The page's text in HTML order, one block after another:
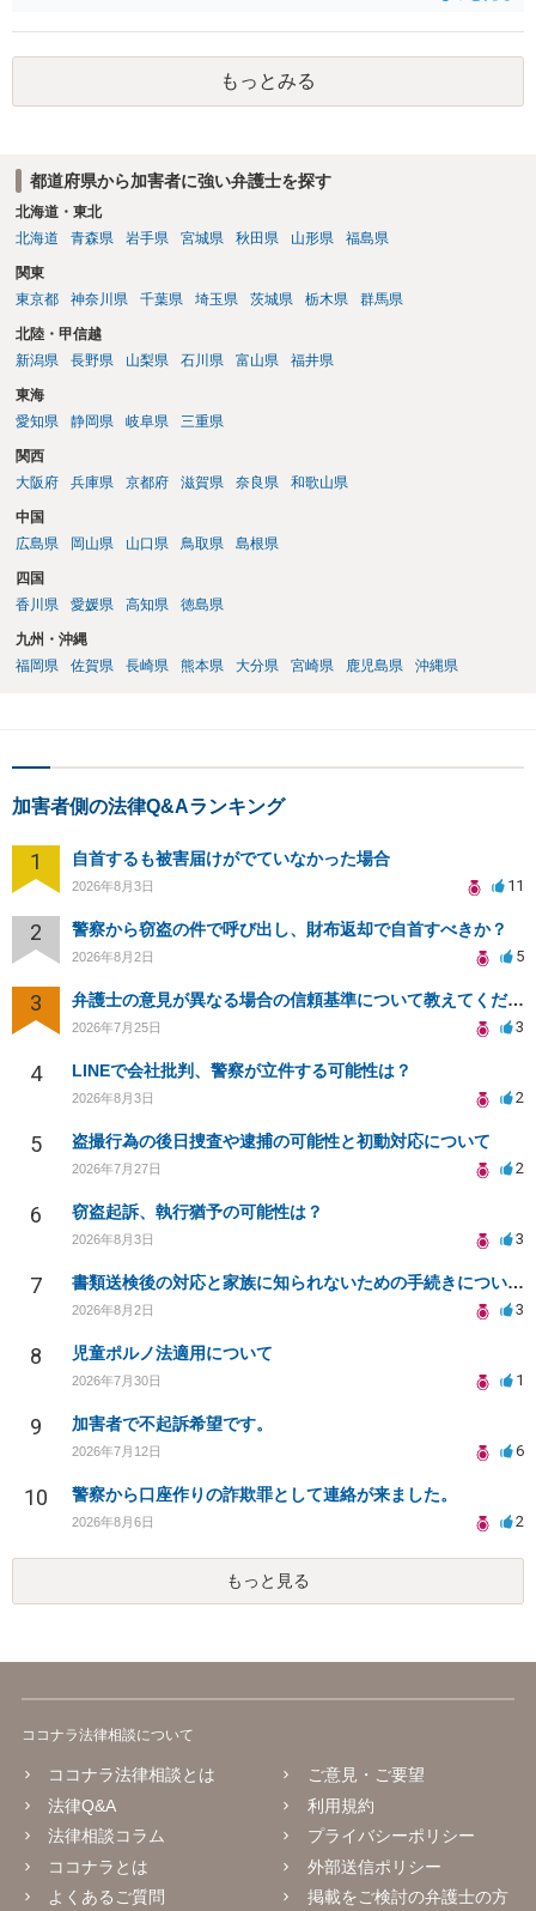
で、警察にバレれば、それなりの捜査を受けるでしょう。
もっとみる
都道府県から加害者に強い弁護士を探す
北海道・東北
北海道
青森県 岩手県 宮城県 秋田県 山形県 福島県
関東
東京都
神奈川県 千葉県 埼玉県 茨城県 栃木県 群馬県
北陸・甲信越
新潟県
長野県 山梨県 石川県 富山県 福井県
東海
愛知県
静岡県 岐阜県 三重県
関西
大阪府
兵庫県 京都府 滋賀県 奈良県 和歌山県
中国
広島県
岡山県 山口県 鳥取県 島根県
四国
香川県
愛媛県 高知県 徳島県
九州・沖縄
福岡県
佐賀県 長崎県 熊本県 大分県 宮崎県 鹿児島県 沖縄県
加害者側の法律Q&Aランキング
1 自首するも被害届けがでていなかった場合
2026年8月3日 11
2 警察から窃盗の件で呼び出し、財布返却で自首すべきか？
2026年8月2日 5
3 弁護士の意見が異なる場合の信頼基準について教えてください
2026年7月25日 3
4 LINEで会社批判、警察が立件する可能性は？
2026年8月3日 2
5 盗撮行為の後日捜査や逮捕の可能性と初動対応について
2026年7月27日 2
6 窃盗起訴、執行猶予の可能性は？
2026年8月3日 3
7 書類送検後の対応と家族に知られないための手続きについて相談
2026年8月2日 3
8 児童ポルノ法適用について
2026年7月30日 1
9 加害者で不起訴希望です。
2026年7月12日 6
10 警察から口座作りの詐欺罪として連絡が来ました。
2026年8月6日 2
もっと見る
ココナラ法律相談について
ココナラ法律相談とは
法律Q&A
法律相談コラム
ココナラとは
よくあるご質問
ご意見・ご要望
利用規約
プライバシーポリシー
外部送信ポリシー
掲載をご検討の弁護士の方